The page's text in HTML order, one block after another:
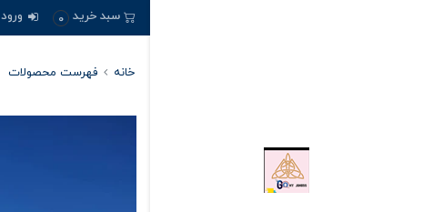
سبد خرید 0 ورود
خانه فهرست محصولات